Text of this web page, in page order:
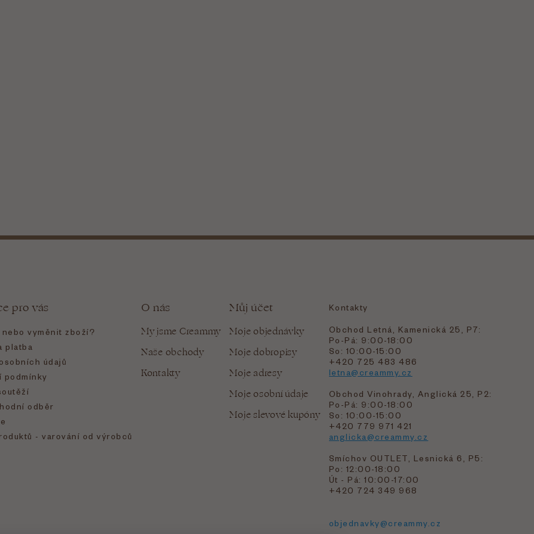
pro vás
vyměnit zboží?
platba
údajů
podmínky
odběr
- varování od výrobců
O nás
My jsme Creammy
Naše obchody
Kontakty
Můj účet
Moje objednávky
Moje dobropisy
Moje adresy
Moje osobní údaje
Moje slevové kupóny
Kontakty
Obchod Letná, Kamenická 25, P7:
Po-Pá: 9:00-18:00
So: 10:00-15:00
+420 725 483 486
letna@creammy.cz
Obchod Vinohrady, Anglická 25, P2:
Po-Pá: 9:00-18:00
So: 10:00-15:00
+420 779 971 421
anglicka@creammy.cz
Smíchov OUTLET, Lesnická 6, P5:
Po: 12:00-18:00
Út - Pá: 10:00-17:00
+420 724 349 968
objednavky@creammy.cz